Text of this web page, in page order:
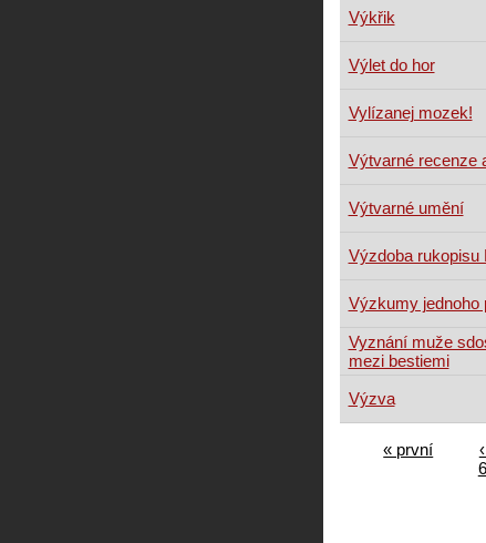
Výkřik
Výlet do hor
Vylízanej mozek!
Výtvarné recenze
Výtvarné umění
Výzdoba rukopisu
Výzkumy jednoho
Vyznání muže
mezi bestiemi
Výzva
« první
6